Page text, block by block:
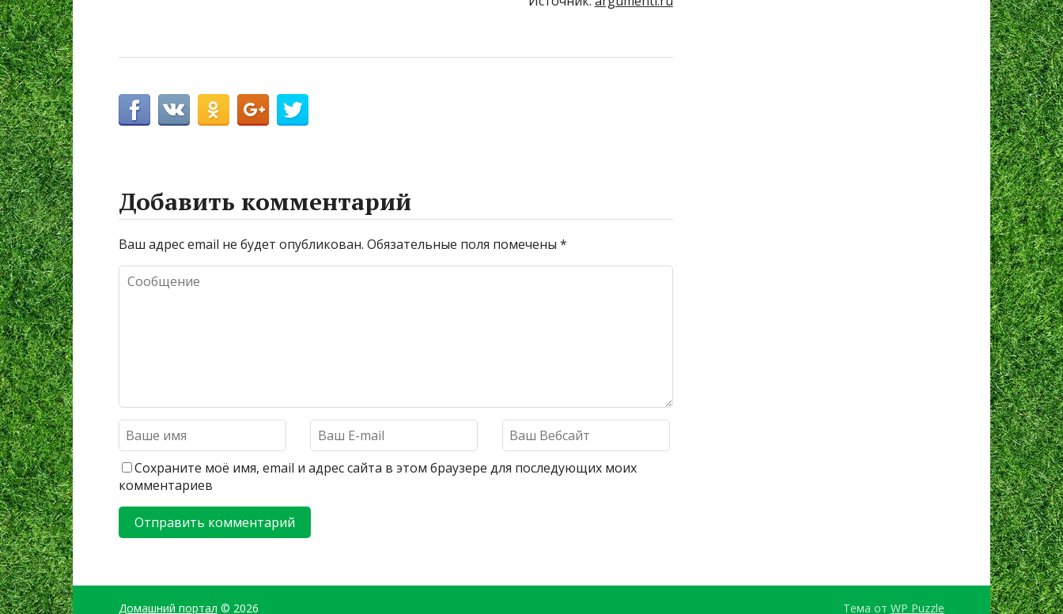
Добавить комментарий
Ваш адрес email не будет опубликован. Обязательные поля помечены *
Сохраните моё имя, email и адрес сайта в этом браузере для последующих моих
комментариев
Домашний портал © 2026 Тема от WP Puzzle